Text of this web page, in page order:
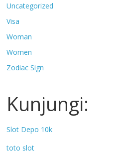
Uncategorized
Visa
Woman
Women
Zodiac Sign
Kunjungi:
Slot Depo 10k
toto slot